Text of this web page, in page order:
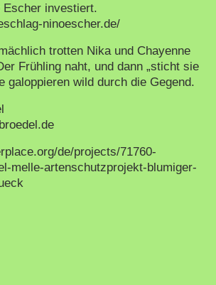
Escher investiert.
ninoescher.de/
trotten Nika und Chayenne
Frühling naht, und dann „sticht sie
galoppieren wild durch die Gegend.
de/projects/71760-
melle-artenschutzprojekt-blumiger-